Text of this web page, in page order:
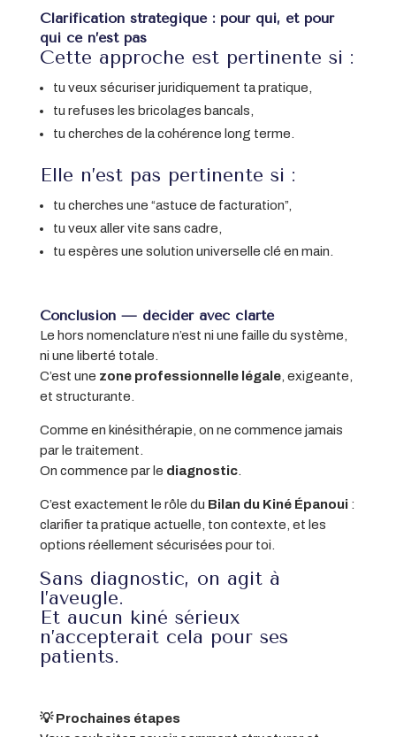
Clarification stratégique : pour qui, et pour
qui ce n’est pas
Cette approche est pertinente si :
tu veux sécuriser juridiquement ta pratique,
tu refuses les bricolages bancals,
tu cherches de la cohérence long terme.
Elle n’est pas pertinente si :
tu cherches une “astuce de facturation”,
tu veux aller vite sans cadre,
tu espères une solution universelle clé en main.
Conclusion — décider avec clarté
Le hors nomenclature n’est ni une faille du système,
ni une liberté totale.
C’est une zone professionnelle légale, exigeante,
et structurante.
Comme en kinésithérapie, on ne commence jamais
par le traitement.
On commence par le diagnostic.
C’est exactement le rôle du Bilan du Kiné Épanoui:
clarifier ta pratique actuelle, ton contexte, et les
options réellement sécurisées pour toi.
Sans diagnostic, on agit à
l’aveugle.
Et aucun kiné sérieux
n’accepterait cela pour ses
patients.
💡 Prochaines étapes